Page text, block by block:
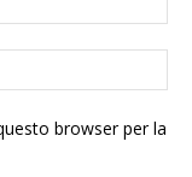
browser per la